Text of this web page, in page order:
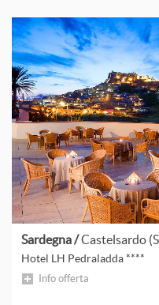
Sardegna /Castelsardo
Hotel LH Pedraladda ****
Info offerta